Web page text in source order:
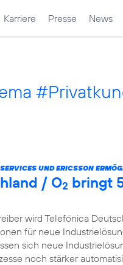
Karriere Presse News
UND ERICSSON
/ O2 bringt
wird Telefónica
für neue
sich neue
noch stärker